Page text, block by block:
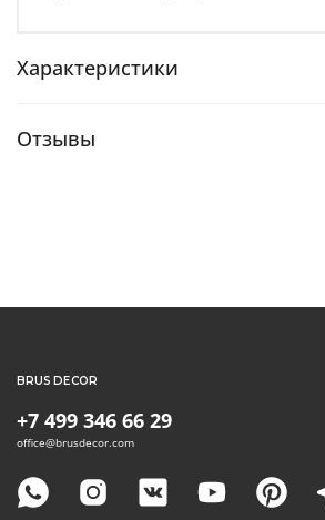
Характеристики
Отзывы
+7 499 346 66 29
office@brusdecor.com
BRUS DECOR